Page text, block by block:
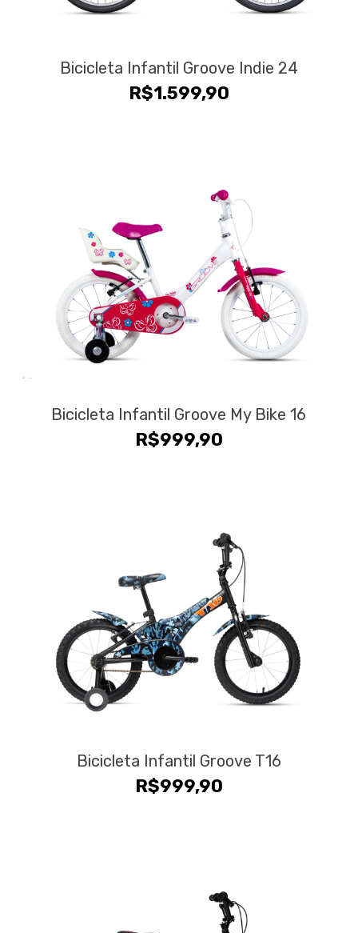
Bicicleta Infantil Groove Indie 24
R$1.599,90
Bicicleta Infantil Groove My Bike 16
R$999,90
Bicicleta Infantil Groove T16
R$999,90